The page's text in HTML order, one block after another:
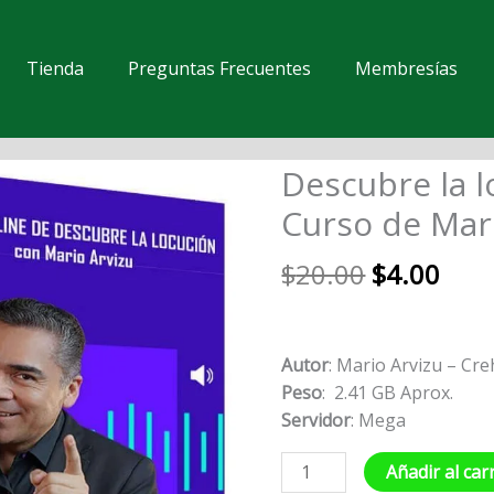
Tienda Preguntas Frecuentes Membresías
Descubre la
Curso de
$20.00
El
precio
original
era:
$20.00.
$4.00
El
Autor: Mario Arvizu –
Peso: 2.41 GB Aprox.
Servidor: Mega
Descubre
la
locución
-
Curso
Arvizu
cantidad
Añadir al